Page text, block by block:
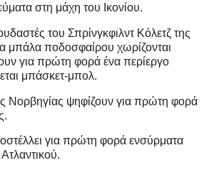
στη μάχη του Ικονίου.
του Σπρίνγκφιλντ Κόλετζ της
μπάλα ποδοσφαίρου χωρίζονται
για πρώτη φορά ένα περίεργο
μπάσκετ-μπολ.
Νορβηγίας ψηφίζουν για πρώτη φορά
για πρώτη φορά ενσύρματα